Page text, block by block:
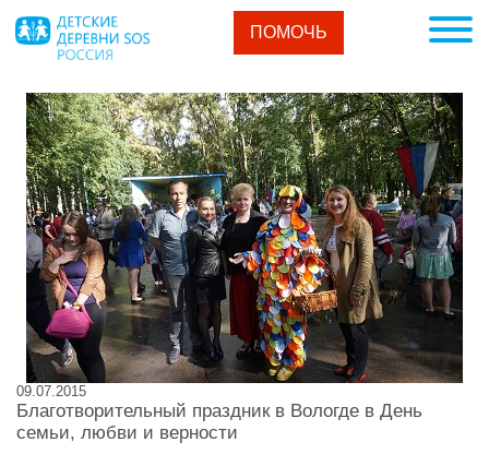
ПОМОЧЬ
09.07.2015
Благотворительный праздник в Вологде в День
семьи, любви и верности